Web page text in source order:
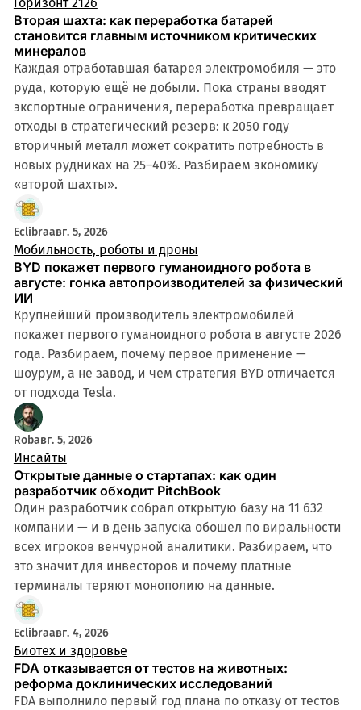
Вторая шахта: как переработка батарей
становится главным источником критических
минералов
Каждая отработавшая батарея электромобиля — это
руда, которую ещё не добыли. Пока страны вводят
экспортные ограничения, переработка превращает
отходы в стратегический резерв: к 2050 году
вторичный металл может сократить потребность в
новых рудниках на 25–40%. Разбираем экономику
«второй шахты».
Eclibraавг. 5, 2026
Мобильность, роботы и дроны
BYD покажет первого гуманоидного робота в
августе: гонка автопроизводителей за физический
ИИ
Крупнейший производитель электромобилей
покажет первого гуманоидного робота в августе 2026
года. Разбираем, почему первое применение —
шоурум, а не завод, и чем стратегия BYD отличается
от подхода Tesla.
Robавг. 5, 2026
Инсайты
Открытые данные о стартапах: как один
разработчик обходит PitchBook
Один разработчик собрал открытую базу на 11 632
компании — и в день запуска обошел по виральности
всех игроков венчурной аналитики. Разбираем, что
это значит для инвесторов и почему платные
терминалы теряют монополию на данные.
Eclibraавг. 4, 2026
Биотех и здоровье
FDA отказывается от тестов на животных:
реформа доклинических исследований
FDA выполнило первый год плана по отказу от тестов